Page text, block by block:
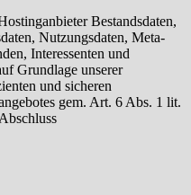
Bestandsdaten,
Nutzungsdaten, Meta-
Interessenten und
Grundlage unserer
und sicheren
gem. Art. 6 Abs. 1 lit.